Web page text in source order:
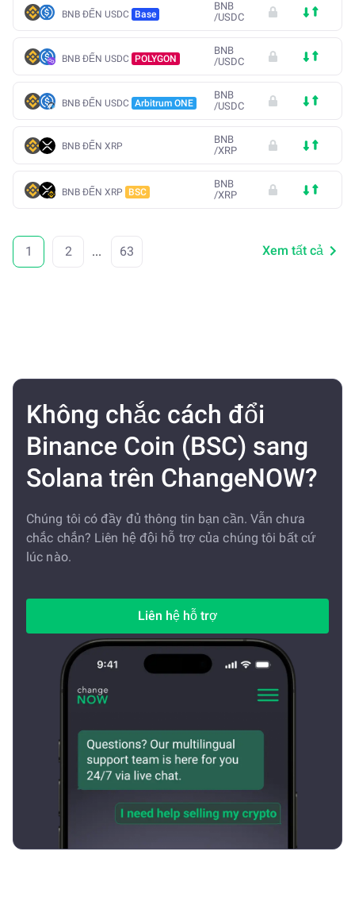
BNB ĐẾN USDC Base
BNB
/USDC
BNB ĐẾN USDC POLYGON
BNB
/USDC
BNB ĐẾN USDC Arbitrum ONE
BNB
/USDC
BNB ĐẾN XRP
BNB
/XRP
BNB ĐẾN XRP BSC
BNB
/XRP
1 2 ... 63 Xem tất cả
Không chắc cách đổi
Binance Coin (BSC) sang
Solana trên ChangeNOW?
Chúng tôi có đầy đủ thông tin bạn cần. Vẫn chưa
chắc chắn? Liên hệ đội hỗ trợ của chúng tôi bất cứ
lúc nào.
Liên hệ hỗ trợ